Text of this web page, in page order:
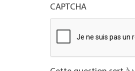
CAPTCHA